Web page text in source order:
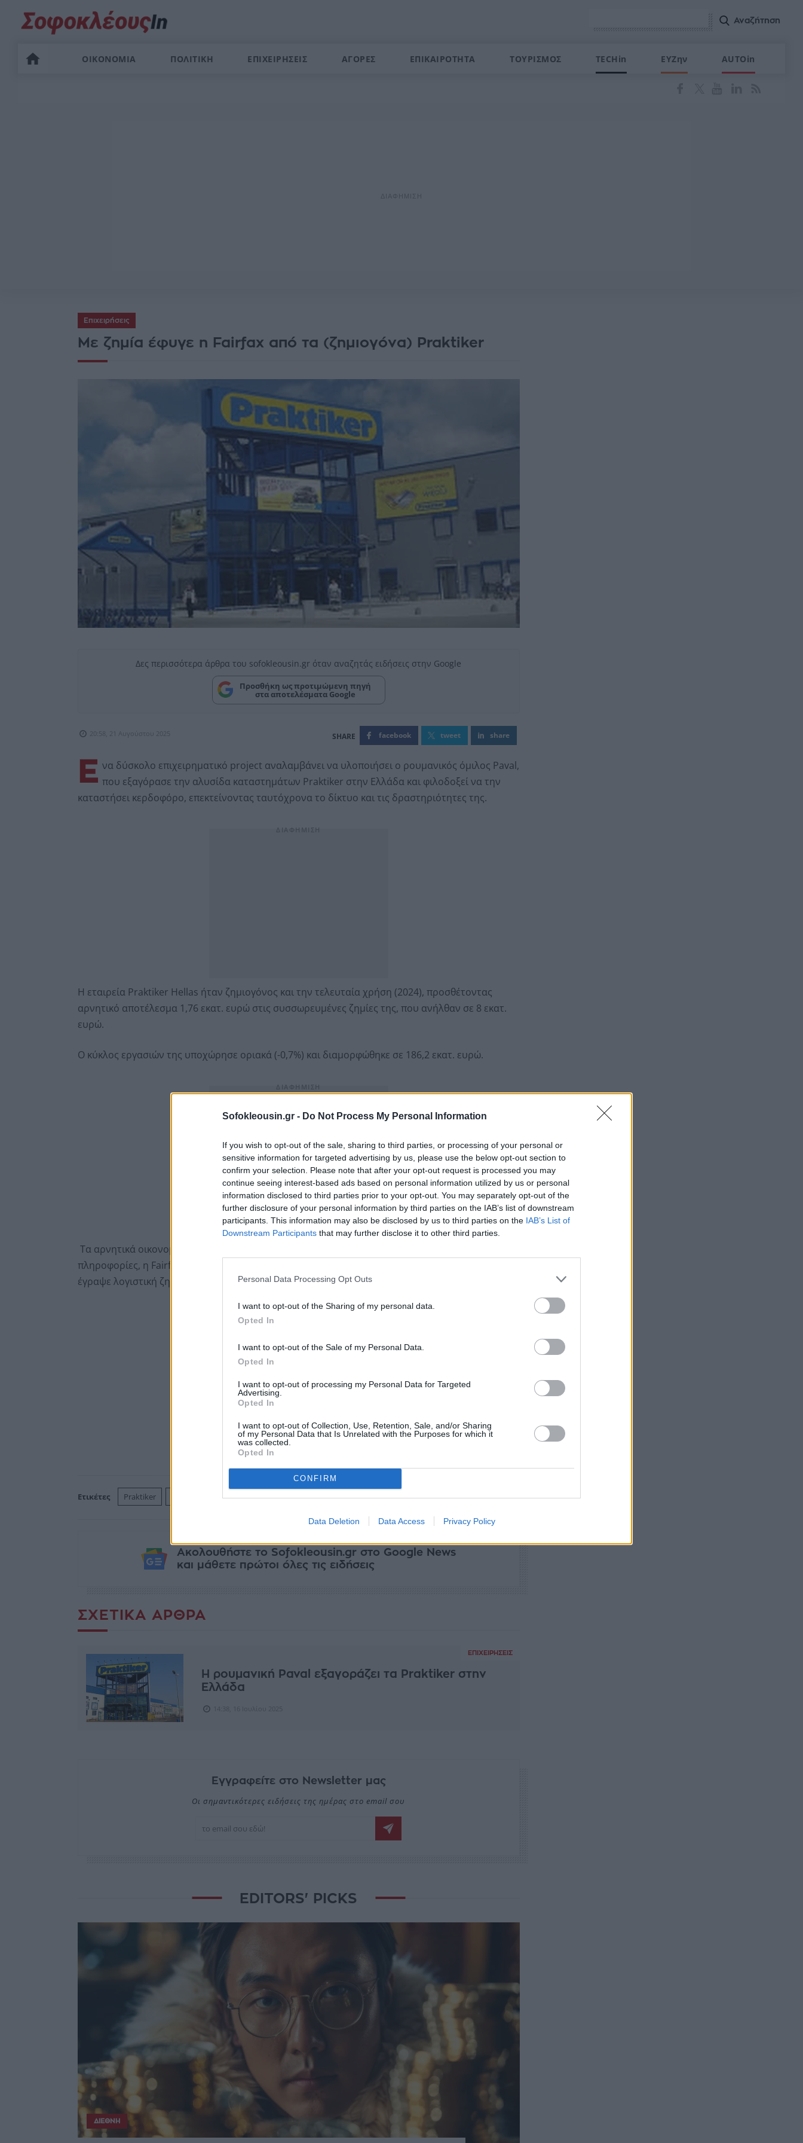
Sofokleousin.gr - Do Not Process My Personal Information
If you wish to opt-out of the sale, sharing to third parties, or processing of your personal or
sensitive information for targeted advertising by us, please use the below opt-out section to
confirm your selection. Please note that after your opt-out request is processed you may
continue seeing interest-based ads based on personal information utilized by us or personal
information disclosed to third parties prior to your opt-out. You may separately opt-out of the
further disclosure of your personal information by third parties on the IAB’s list of downstream
participants. This information may also be disclosed by us to third parties on the IAB’s List of
Downstream Participants that may further disclose it to other third parties.
Personal Data Processing Opt Outs
I want to opt-out of the Sharing of my personal data.
Opted In
I want to opt-out of the Sale of my Personal Data.
Opted In
I want to opt-out of processing my Personal Data for Targeted
Advertising.
Opted In
I want to opt-out of Collection, Use, Retention, Sale, and/or Sharing
of my Personal Data that Is Unrelated with the Purposes for which it
was collected.
Opted In
CONFIRM
Data Deletion Data Access Privacy Policy
ΟΙΚΟΝΟΜΙΑ ΠΟΛΙΤΙΚΗ ΕΠΙΧΕΙΡΗΣΕΙΣ ΑΓΟΡΕΣ ΕΠΙΚΑΙΡΟΤΗΤΑ ΤΟΥΡΙΣΜΟΣ TECHin ΕΥΖην AUTOin
Επιχειρήσεις
Με ζημία έφυγε η Fairfax από τα (ζημιογόνα) Praktiker
Δες περισσότερα άρθρα του sofokleousin.gr όταν αναζητάς ειδήσεις στην Google
Προσθήκη ως προτιμώμενη πηγή
στα αποτελέσματα Google
20:58, 21 Αυγούστου 2025 facebook tweet share
Ε να δύσκολο επιχειρηματικό project αναλαμβάνει να υλοποιήσει ο ρουμανικός όμιλος Paval,
που εξαγόρασε την αλυσίδα καταστημάτων Praktiker στην Ελλάδα και φιλοδοξεί να την
καταστήσει κερδοφόρο, επεκτείνοντας ταυτόχρονα το δίκτυο και τις δραστηριότητες της.
Η εταιρεία Praktiker Hellas ήταν ζημιογόνος και την τελευταία χρήση (2024), προσθέτοντας
αρνητικό αποτέλεσμα 1,76 εκατ. ευρώ στις συσσωρευμένες ζημίες της, που ανήλθαν σε 8 εκατ.
ευρώ.
Ο κύκλος εργασιών της υποχώρησε οριακά (-0,7%) και διαμορφώθηκε σε 186,2 εκατ. ευρώ.
Τα αρνητικά οικονομικά αποτελέσματα επηρέασαν την αποτίμηση της εταιρείας. Σύμφωνα με
πληροφορίες, η Fairfax του Πρεμ Γουάτσα που κατείχε το πακέτο μετοχών της Praktiker Hellas,
έγραψε λογιστική ζημία από την πώληση του.
Ετικέτες Praktiker facebook tweet share
Ακολουθήστε το Sofokleousin.gr στο Google News
και μάθετε πρώτοι όλες τις ειδήσεις
ΣΧΕΤΙΚΆ ΆΡΘΡΑ
ΕΠΙΧΕΙΡΉΣΕΙΣ
Η ρουμανική Paval εξαγοράζει τα Praktiker στην
Ελλάδα
Εγγραφείτε στο Newsletter μας
Οι σημαντικότερες ειδήσεις της ημέρας στο email σου
EDITORS' PICKS
ΔΙΕΘΝΉ